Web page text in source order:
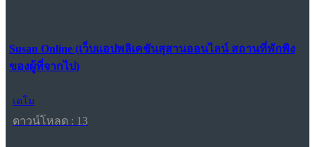
Susan Online (เว็บแอปพลิเคชันสุสานออนไลน์ สถานที่พักพิง
ของผู้ที่จากไป)
เดโม
ดาวน์โหลด : 13